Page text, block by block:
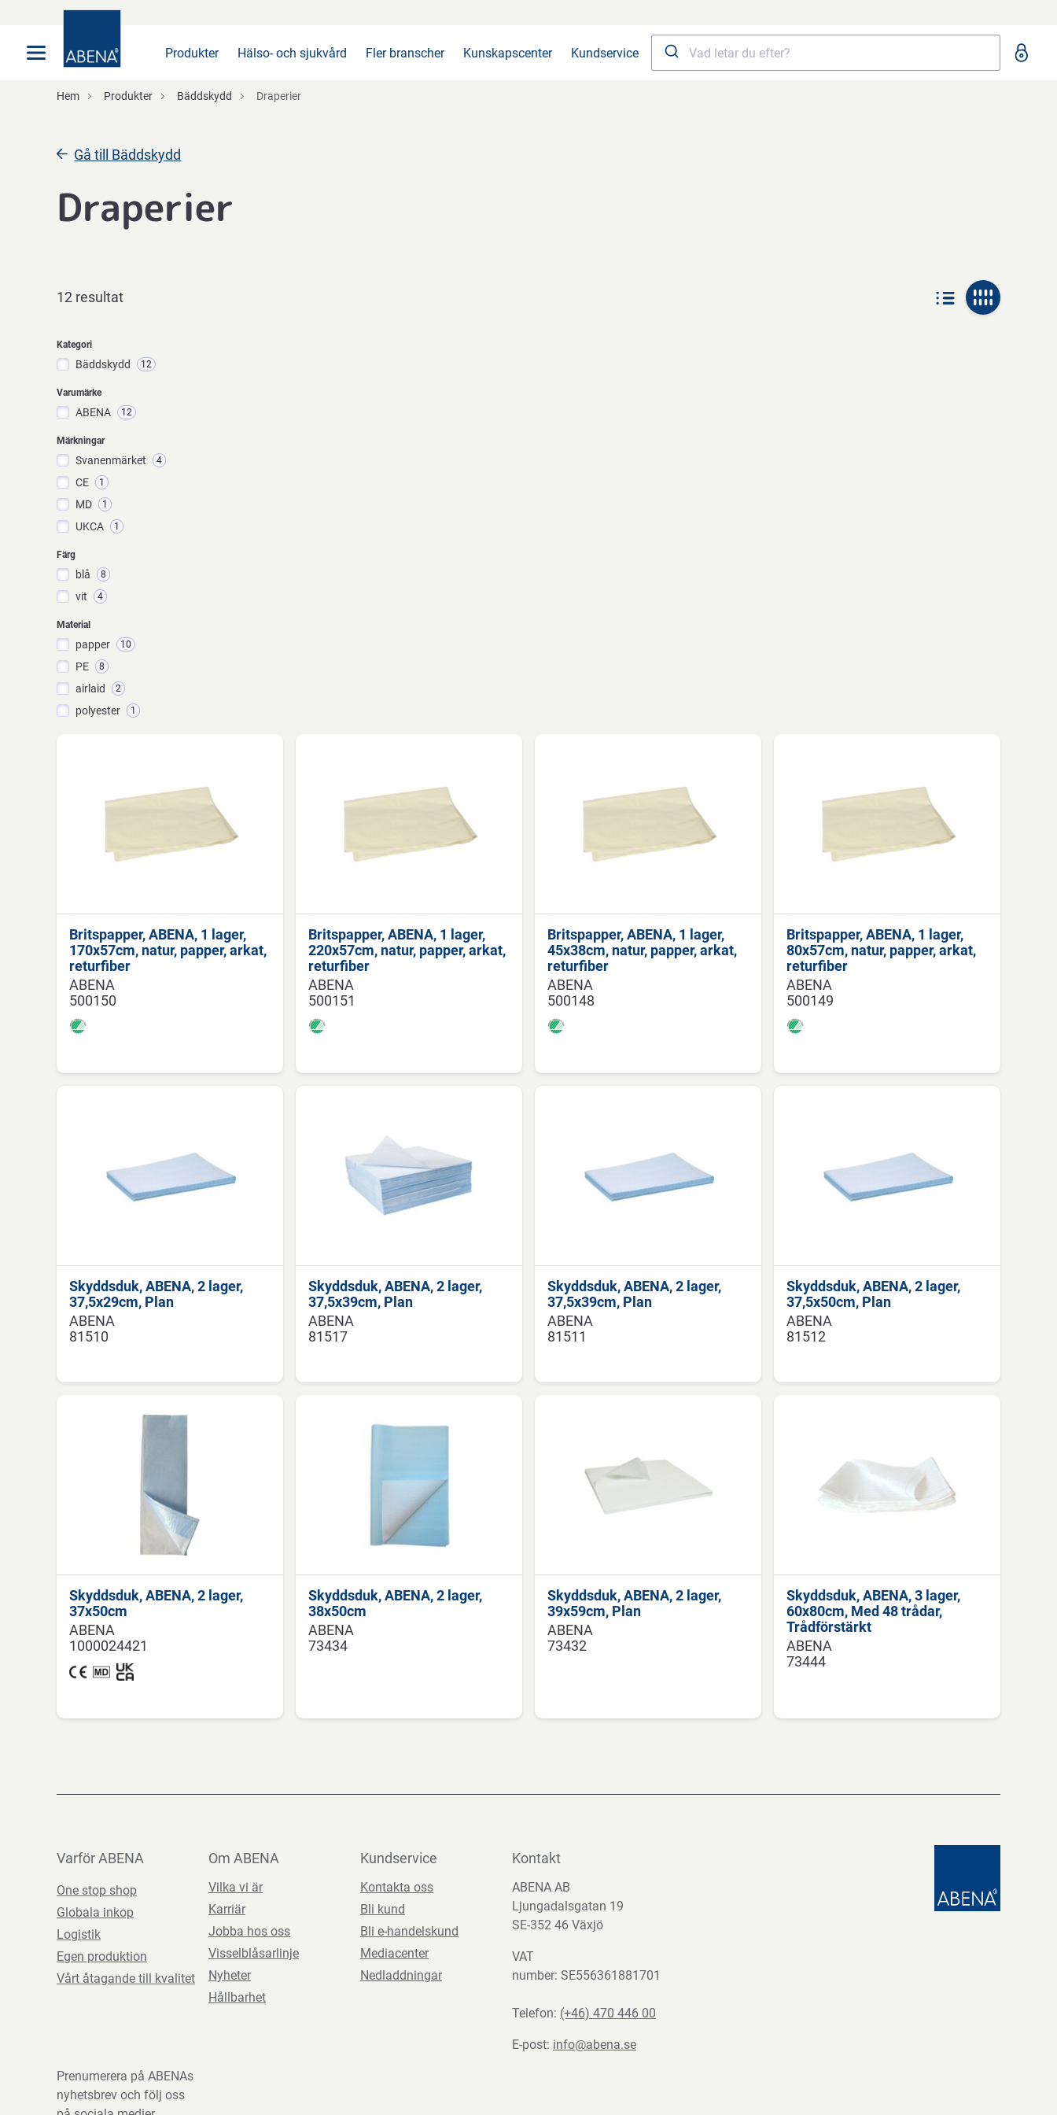
Produkter Hälso- och sjukvård Fler branscher Kunskapscenter Kundservice
Hem Produkter Bäddskydd Draperier
Gå till Bäddskydd
Draperier
12 resultat
Kategori
Bäddskydd 12
Varumärke
ABENA 12
Märkningar
Svanenmärket 4
CE 1
MD 1
UKCA 1
Färg
blå 8
vit 4
Material
papper 10
PE 8
airlaid 2
polyester 1
Britspapper, ABENA, 1 lager,
170x57cm, natur, papper, arkat,
returfiber
ABENA
500150
Britspapper, ABENA, 1 lager,
220x57cm, natur, papper, arkat,
returfiber
ABENA
500151
Britspapper, ABENA, 1 lager,
45x38cm, natur, papper, arkat,
returfiber
ABENA
500148
Britspapper, ABENA, 1 lager,
80x57cm, natur, papper, arkat,
returfiber
ABENA
500149
Skyddsduk, ABENA, 2 lager,
37,5x29cm, Plan
ABENA
81510
Skyddsduk, ABENA, 2 lager,
37,5x39cm, Plan
ABENA
81517
Skyddsduk, ABENA, 2 lager,
37,5x39cm, Plan
ABENA
81511
Skyddsduk, ABENA, 2 lager,
37,5x50cm, Plan
ABENA
81512
Skyddsduk, ABENA, 2 lager,
37x50cm
ABENA
1000024421
Skyddsduk, ABENA, 2 lager,
38x50cm
ABENA
73434
Skyddsduk, ABENA, 2 lager,
39x59cm, Plan
ABENA
73432
Skyddsduk, ABENA, 3 lager,
60x80cm, Med 48 trådar,
Trådförstärkt
ABENA
73444
Varför ABENA
One stop shop
Globala inkop
Logistik
Egen produktion
Vårt åtagande till kvalitet
Om ABENA
Vilka vi är
Karriär
Jobba hos oss
Visselblåsarlinje
Nyheter
Hållbarhet
Kundservice
Kontakta oss
Bli kund
Bli e-handelskund
Mediacenter
Nedladdningar
Kontakt
ABENA AB
Ljungadalsgatan 19
SE-352 46 Växjö
VAT
number: SE556361881701
Telefon: (+46) 470 446 00
E-post: info@abena.se
Prenumerera på ABENAs
nyhetsbrev och följ oss